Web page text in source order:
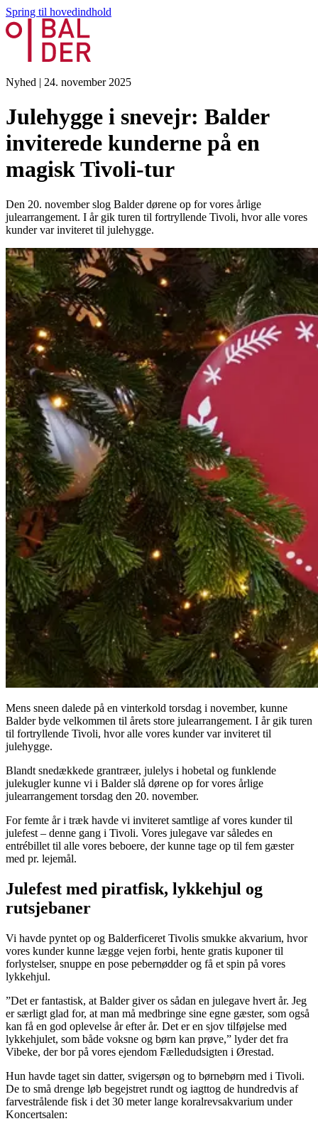
Spring til hovedindhold
Nyhed | 24. november 2025
Julehygge i snevejr: Balder
inviterede kunderne på en
magisk Tivoli-tur
Den 20. november slog Balder dørene op for vores årlige
julearrangement. I år gik turen til fortryllende Tivoli, hvor alle vores
kunder var inviteret til julehygge.
Mens sneen dalede på en vinterkold torsdag i november, kunne
Balder byde velkommen til årets store julearrangement. I år gik turen
til fortryllende Tivoli, hvor alle vores kunder var inviteret til
julehygge.
Blandt snedækkede grantræer, julelys i hobetal og funklende
julekugler kunne vi i Balder slå dørene op for vores årlige
julearrangement torsdag den 20. november.
For femte år i træk havde vi inviteret samtlige af vores kunder til
julefest – denne gang i Tivoli. Vores julegave var således en
entrébillet til alle vores beboere, der kunne tage op til fem gæster
med pr. lejemål.
Julefest med piratfisk, lykkehjul og
rutsjebaner
Vi havde pyntet op og Balderficeret Tivolis smukke akvarium, hvor
vores kunder kunne lægge vejen forbi, hente gratis kuponer til
forlystelser, snuppe en pose pebernødder og få et spin på vores
lykkehjul.
”Det er fantastisk, at Balder giver os sådan en julegave hvert år. Jeg
er særligt glad for, at man må medbringe sine egne gæster, som også
kan få en god oplevelse år efter år. Det er en sjov tilføjelse med
lykkehjulet, som både voksne og børn kan prøve,” lyder det fra
Vibeke, der bor på vores ejendom Fælledudsigten i Ørestad.
Hun havde taget sin datter, svigersøn og to børnebørn med i Tivoli.
De to små drenge løb begejstret rundt og iagttog de hundredvis af
farvestrålende fisk i det 30 meter lange koralrevsakvarium under
Koncertsalen: